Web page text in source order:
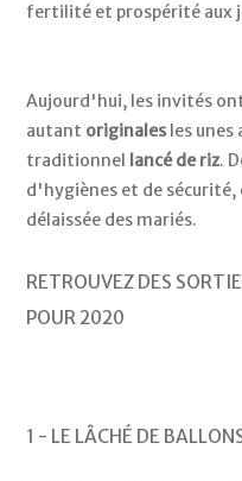
fertilité et prospérité aux
Aujourd'hui, les invités
autant originales les unes
traditionnel lancé de riz.
d'hygiènes et de
délaissée des mariés.
RETROUVEZ DES
POUR 2020
1 - LE LÂCHÉ DE